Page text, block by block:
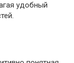
удобный